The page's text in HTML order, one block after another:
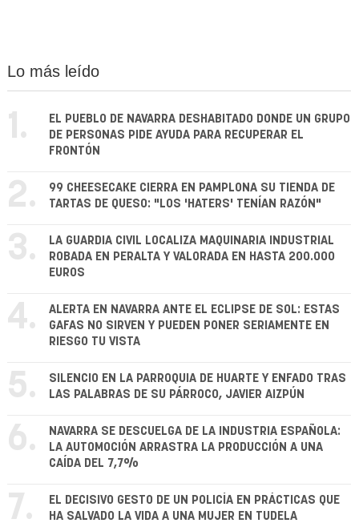
Lo más leído
1.
EL PUEBLO DE NAVARRA DESHABITADO DONDE UN GRUPO
DE PERSONAS PIDE AYUDA PARA RECUPERAR EL
FRONTÓN
2.
99 CHEESECAKE CIERRA EN PAMPLONA SU TIENDA DE
TARTAS DE QUESO: "LOS 'HATERS' TENÍAN RAZÓN"
3.
LA GUARDIA CIVIL LOCALIZA MAQUINARIA INDUSTRIAL
ROBADA EN PERALTA Y VALORADA EN HASTA 200.000
EUROS
4.
ALERTA EN NAVARRA ANTE EL ECLIPSE DE SOL: ESTAS
GAFAS NO SIRVEN Y PUEDEN PONER SERIAMENTE EN
RIESGO TU VISTA
5.
SILENCIO EN LA PARROQUIA DE HUARTE Y ENFADO TRAS
LAS PALABRAS DE SU PÁRROCO, JAVIER AIZPÚN
6.
NAVARRA SE DESCUELGA DE LA INDUSTRIA ESPAÑOLA:
LA AUTOMOCIÓN ARRASTRA LA PRODUCCIÓN A UNA
CAÍDA DEL 7,7%
7.
EL DECISIVO GESTO DE UN POLICÍA EN PRÁCTICAS QUE
HA SALVADO LA VIDA A UNA MUJER EN TUDELA